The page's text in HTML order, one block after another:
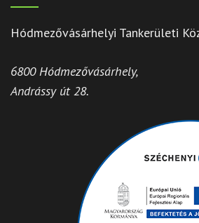
Hódmezővásárhelyi Tankerületi
6800 Hódmezővásárhely,
Andrássy út 28.